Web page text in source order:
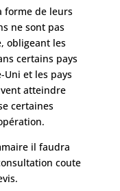
forme de leurs
ne sont pas
obligeant les
certains pays
Uni et les pays
atteindre
certaines
il faudra
coute